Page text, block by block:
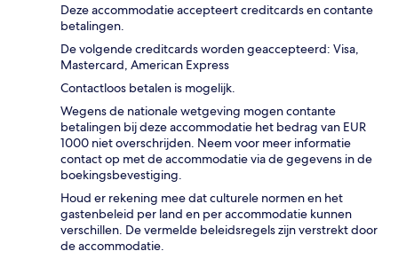
Deze accommodatie accepteert creditcards en contante
betalingen.
De volgende creditcards worden geaccepteerd: Visa,
Mastercard, American Express
Contactloos betalen is mogelijk.
Wegens de nationale wetgeving mogen contante
betalingen bij deze accommodatie het bedrag van EUR
1000 niet overschrijden. Neem voor meer informatie
contact op met de accommodatie via de gegevens in de
boekingsbevestiging.
Houd er rekening mee dat culturele normen en het
gastenbeleid per land en per accommodatie kunnen
verschillen. De vermelde beleidsregels zijn verstrekt door
de accommodatie.